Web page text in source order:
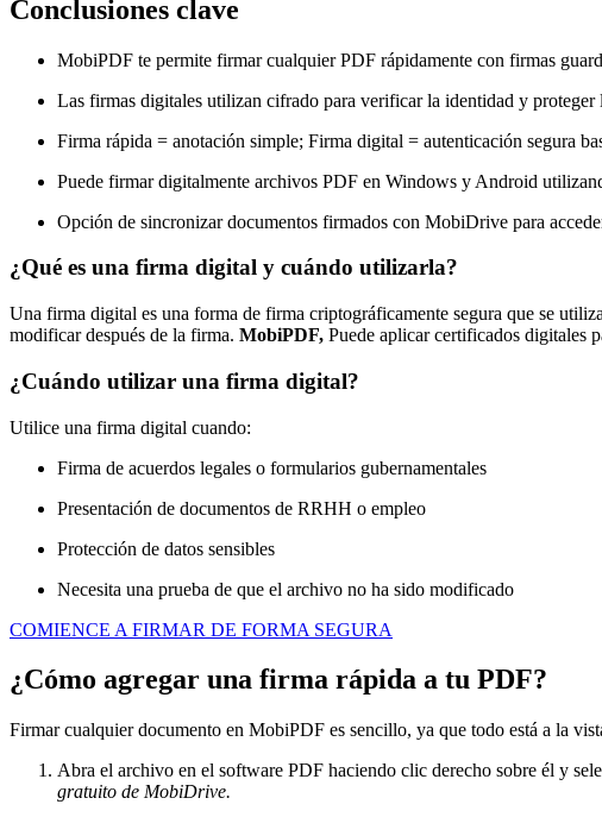
Conclusiones clave
MobiPDF te permite firmar cualquier PDF rápidamente con firmas
Las firmas digitales utilizan cifrado para verificar la identidad y proteger
Firma rápida = anotación simple; Firma digital = autenticación segura
Puede firmar digitalmente archivos PDF en Windows y Android
Opción de sincronizar documentos firmados con MobiDrive para
¿Qué es una firma digital y cuándo utilizarla?
Una firma digital es una forma de firma criptográficamente segura que se
modificar después de la firma. MobiPDF, Puede aplicar certificados digitales
¿Cuándo utilizar una firma digital?
Utilice una firma digital cuando:
Firma de acuerdos legales o formularios gubernamentales
Presentación de documentos de RRHH o empleo
Protección de datos sensibles
Necesita una prueba de que el archivo no ha sido modificado
COMIENCE A FIRMAR DE FORMA SEGURA
¿Cómo agregar una firma rápida a tu PDF?
Firmar cualquier documento en MobiPDF es sencillo, ya que todo está a la
Abra el archivo en el software PDF haciendo clic derecho sobre él y
gratuito de MobiDrive.